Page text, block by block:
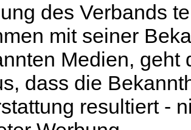
des Verbands
mit seiner
Medien, geht
dass die
resultiert -